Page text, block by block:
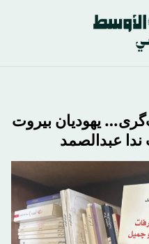
یهودیان بیروت
عبدالصمد